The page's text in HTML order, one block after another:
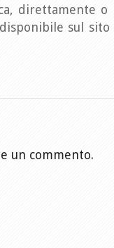
direttamente
sul sito
un commento.